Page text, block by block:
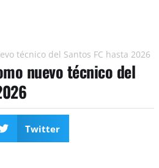
técnico del Santos FC hasta 2026
nuevo técnico del
Twitter